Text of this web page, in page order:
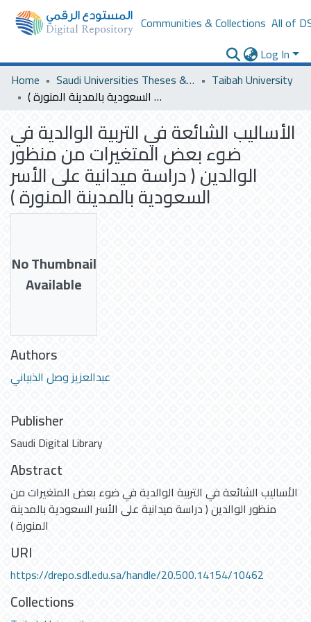
Communities & Collections All of
Log In
Home
Saudi Universities Theses & Dissertations
Taibah University
الأساليب الشائعة في التربية الوالدية في ضوء بعض المتغيرات من منظور الوالدين ( دراسة ميدانية على الأسر السعودية بالمدينة المنورة )
الأساليب الشائعة في التربية الوالدية في
ضوء بعض المتغيرات من منظور
الوالدين ( دراسة ميدانية على الأسر
السعودية بالمدينة المنورة )
No Thumbnail
Available
Authors
عبدالعزيز وصل الذبياني
Publisher
Saudi Digital Library
Abstract
الأساليب الشائعة في التربية الوالدية في ضوء بعض المتغيرات من
منظور الوالدين ( دراسة ميدانية على الأسر السعودية بالمدينة
المنورة )
URI
https://drepo.sdl.edu.sa/handle/20.500.14154/10462
Collections